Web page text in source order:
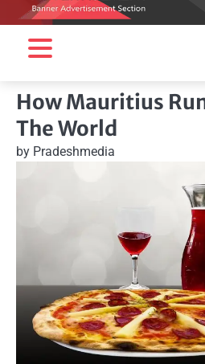
How Mauritius
The World
by Pradeshmedia